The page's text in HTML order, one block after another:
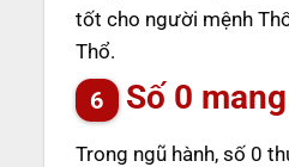
tốt cho người mệnh
Thổ.
Số 0
Trong ngũ hành, số 0